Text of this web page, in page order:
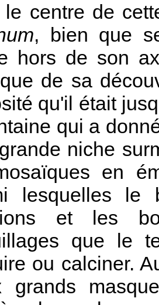
le centre de
, bien que
hors de son
de sa
qu'il était
qui a
niche
en
lesquelles le
et les
que le
ou calciner.
grands